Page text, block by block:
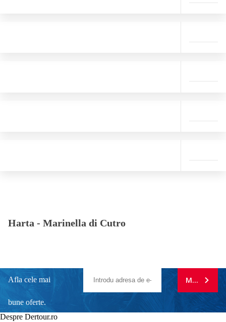
Harta - Marinella di Cutro
Afla cele mai
bune oferte.
MA
Despre Dertour.ro